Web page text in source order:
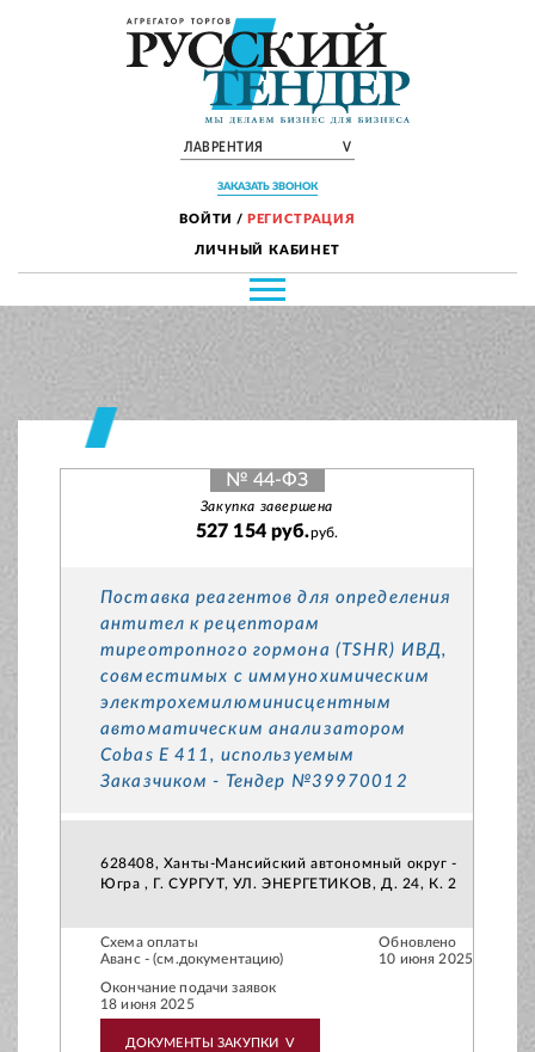
ЛАВРЕНТИЯ V
ЗАКАЗАТЬ ЗВОНОК
ВОЙТИ / РЕГИСТРАЦИЯ
ЛИЧНЫЙ КАБИНЕТ
№ 44-ФЗ
Закупка завершена
527 154 руб.руб.
Поставка реагентов для определения
антител к рецепторам
тиреотропного гормона (TSHR) ИВД,
совместимых с иммунохимическим
электрохемилюминисцентным
автоматическим анализатором
Cobas Е 411, используемым
Заказчиком - Тендер №39970012
628408, Ханты-Мансийский автономный округ -
Югра , Г. СУРГУТ, УЛ. ЭНЕРГЕТИКОВ, Д. 24, К. 2
Схема оплаты
Аванс - (см.документацию)
Обновлено
10 июня 2025
Окончание подачи заявок
18 июня 2025
ДОКУМЕНТЫ ЗАКУПКИ V